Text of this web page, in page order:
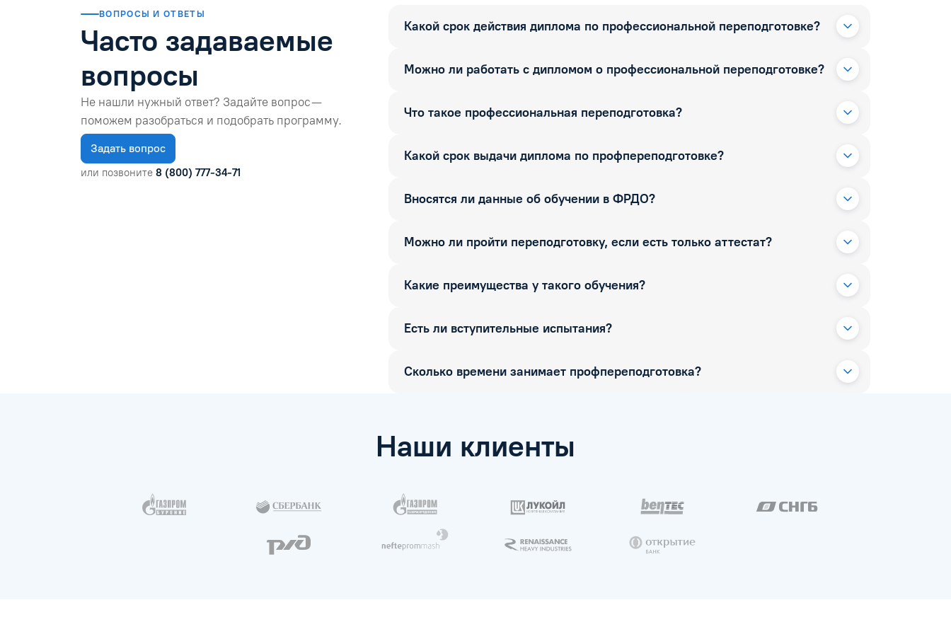
ВОПРОСЫ И ОТВЕТЫ
Часто задаваемые
вопросы
Не нашли нужный ответ? Задайте вопрос —
поможем разобраться и подобрать программу.
Задать вопрос
или позвоните 8 (800) 777-34-71
Какой срок действия диплома по профессиональной переподготовке?
Можно ли работать с дипломом о профессиональной переподготовке?
Что такое профессиональная переподготовка?
Какой срок выдачи диплома по профпереподготовке?
Вносятся ли данные об обучении в ФРДО?
Можно ли пройти переподготовку, если есть только аттестат?
Какие преимущества у такого обучения?
Есть ли вступительные испытания?
Сколько времени занимает профпереподготовка?
Наши клиенты